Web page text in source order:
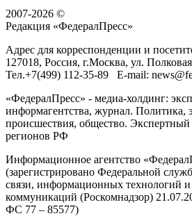
2007-2026 ©
Редакция «ФедералПресс»
Адрес для корреспонденции и
127018, Россия, г.Москва, ул.
Тел.+7(499) 112-35-89 E-mail:
«ФедералПресс» - медиа-холдинг:
информагентства, журнал. Политика,
происшествия, общество. Экспертный
регионов РФ
Информационное агентство
(зарегистрировано Федеральной
связи, информационных технологий
коммуникаций (Роскомнадзор)
ФС 77 – 85577)